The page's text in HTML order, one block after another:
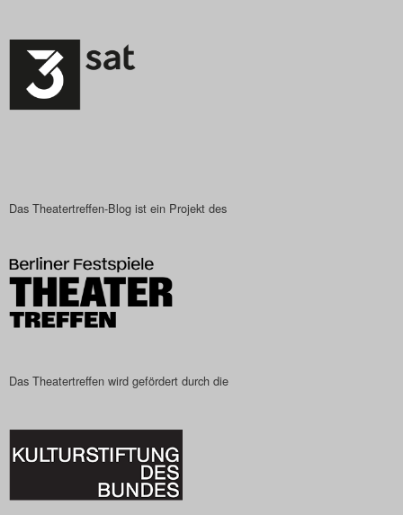
Das Theatertreffen-Blog
2022
Das Theatertreffen-Blog
2023
Das Theatertreffen-Blog
2024
2025
Das Theatertreffen-Blog
Das Theatertreffen-Blog ist ein Projekt des
Das Theatertreffen wird gefördert durch die